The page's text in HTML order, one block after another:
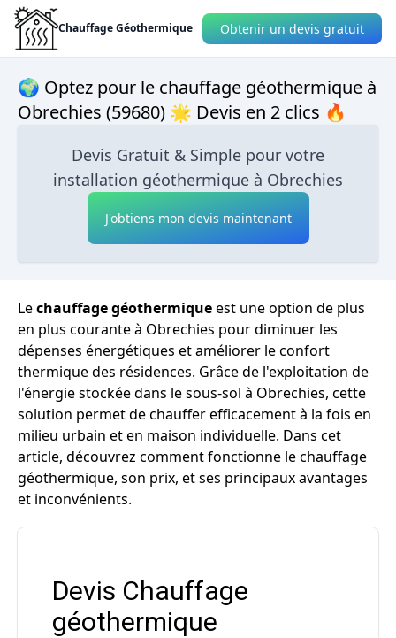
Chauffage Géothermique Obtenir un devis gratuit
🌍 Optez pour le chauffage géothermique à
Obrechies (59680) 🌟 Devis en 2 clics 🔥
Devis Gratuit & Simple pour votre
installation géothermique à Obrechies
J'obtiens mon devis maintenant
Lechauffage géothermiqueest une option de plus
en plus courante à Obrechies pour diminuer les
dépenses énergétiques et améliorer le confort
thermique des résidences. Grâce de l'exploitation de
l'énergie stockée dans le sous-sol à Obrechies, cette
solution permet de chauffer efficacement à la fois en
milieu urbain et en maison individuelle. Dans cet
article, découvrez comment fonctionne le chauffage
géothermique, son prix, et ses principaux avantages
et inconvénients.
Devis Chauffage
géothermique